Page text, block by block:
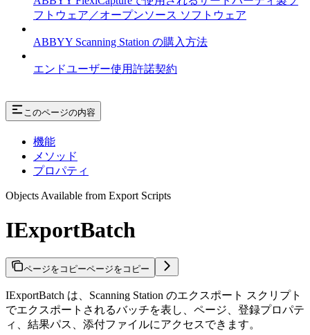
フトウェア／オープンソース ソフトウェア
ABBYY Scanning Station の購入方法
エンドユーザー使用許諾契約
このページの内容
機能
メソッド
プロパティ
Objects Available from Export Scripts
IExportBatch
ページをコピーページをコピー
IExportBatch は、Scanning Station のエクスポート スクリプト
でエクスポートされるバッチを表し、ページ、登録プロパテ
ィ、結果パス、添付ファイルにアクセスできます。